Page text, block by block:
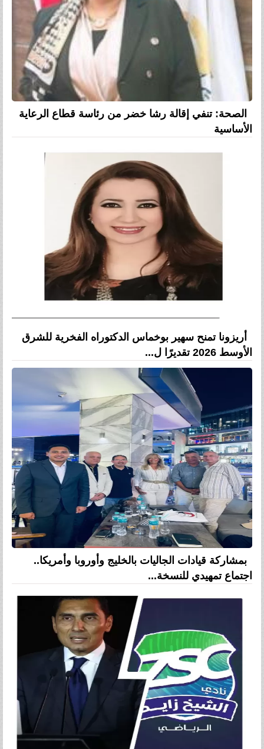
الصحة: تنفي إقالة رشا خضر من رئاسة قطاع الرعاية
الأساسية
أريزونا تمنح سهير بوخماس الدكتوراه الفخرية للشرق
الأوسط 2026 تقديرًا ل...
بمشاركة قيادات الجاليات بالخليج وأوروبا وأمريكا..
اجتماع تمهيدي للنسخة...